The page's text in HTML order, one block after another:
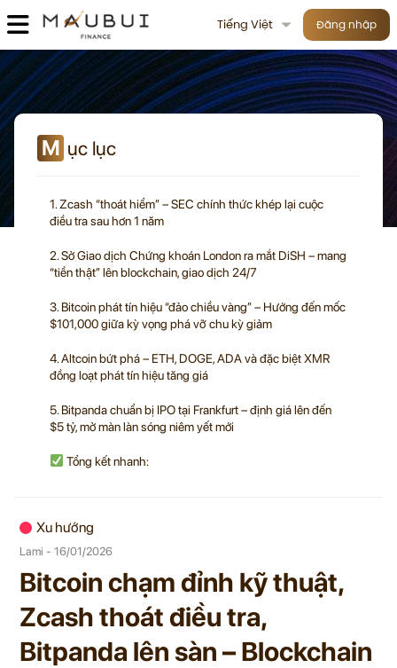
Tiếng Việt Đăng nhập
M ục lục
1. Zcash “thoát hiểm” – SEC chính thức khép lại cuộc
điều tra sau hơn 1 năm
2. Sở Giao dịch Chứng khoán London ra mắt DiSH – mang
“tiền thật” lên blockchain, giao dịch 24/7
3. Bitcoin phát tín hiệu “đảo chiều vàng” – Hướng đến mốc
$101,000 giữa kỳ vọng phá vỡ chu kỳ giảm
4. Altcoin bứt phá – ETH, DOGE, ADA và đặc biệt XMR
đồng loạt phát tín hiệu tăng giá
5. Bitpanda chuẩn bị IPO tại Frankfurt – định giá lên đến
$5 tỷ, mở màn làn sóng niêm yết mới
Tổng kết nhanh:
Xu hướng
Lami - 16/01/2026
Bitcoin chạm đỉnh kỹ thuật,
Zcash thoát điều tra,
Bitpanda lên sàn – Blockchain